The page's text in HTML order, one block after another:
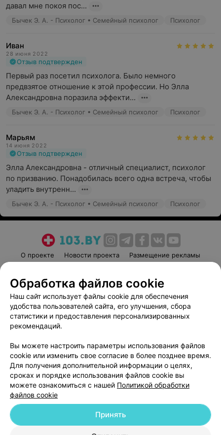
давал мне покоя пос...
Бычек Э. А. - Психолог • Семейный психолог Психолог
Иван
28 июня 2022
Отзыв подтвержден
Первый раз посетил психолога. Было немного
предвзятое отношение к этой профессии. Но Элла
Александровна поразила эффекти...
Бычек Э. А. - Психолог • Семейный психолог Психолог
Марьям
14 июня 2022
Отзыв подтвержден
Элла Александровна - отличный специалист, психолог
по призванию. Понадобилась всего одна встреча, чтобы
уладить внутренн...
Бычек Э. А. - Психолог • Семейный психолог Психолог
О проекте Новости проекта
Размещение рекламы
Пользовательское соглашение
Способы оплаты
Вакансии
Партнеры
Написать руководителю 103.by
Обработка персональных данных
© 2026 ООО «Артокс Лаб», УНП 191700409
| 220012, Республика Беларусь,
Обработка файлов cookie
Наш сайт использует файлы cookie для обеспечения
удобства пользователей сайта, его улучшения, сбора
статистики и предоставления персонализированных
рекомендаций.
Вы можете настроить параметры использования файлов
cookie или изменить свое согласие в более позднее время.
Для получения дополнительной информации о целях,
сроках и порядке использования файлов cookie вы
можете ознакомиться с нашей Политикой обработки
файлов cookie
Принять